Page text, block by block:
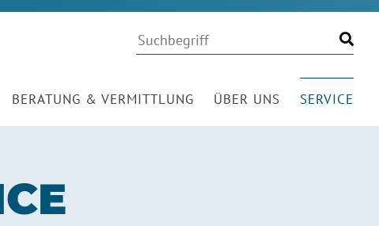
Volltextsuche
Suchwort
BERATUNG & VERMITTLUNG ÜBER UNS SERVICE